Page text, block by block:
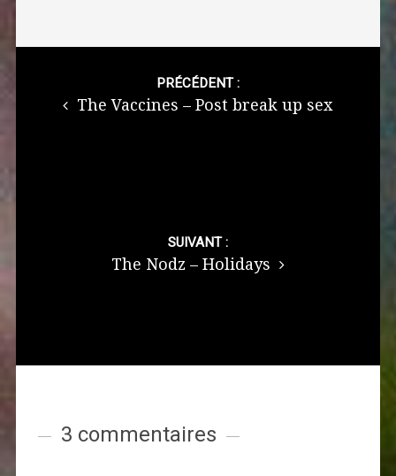
PRÉCÉDENT :
The Vaccines – Post break up sex
SUIVANT :
The Nodz – Holidays
3 commentaires